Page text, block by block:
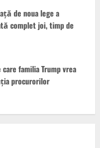
de noua lege a
complet joi, timp de
familia Trump vrea
procurorilor